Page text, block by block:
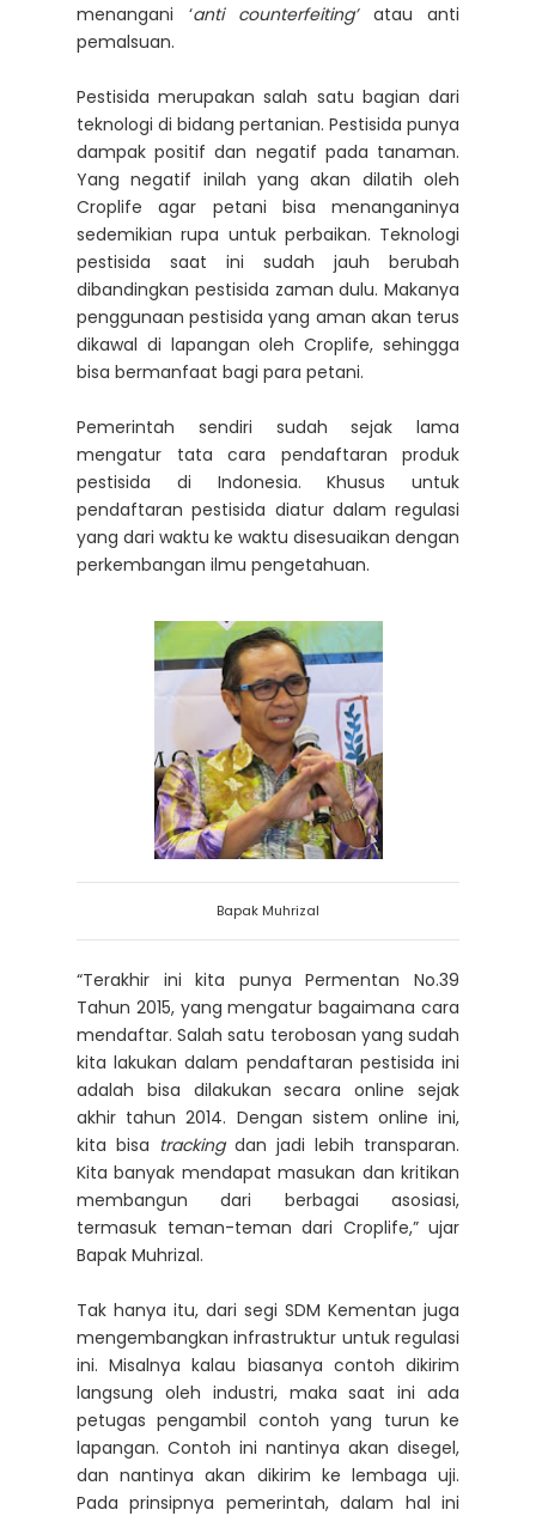
menangani ‘anti counterfeiting’atau anti
pemalsuan.
Pestisida merupakan salah satu bagian dari
teknologi di bidang pertanian. Pestisida punya
dampak positif dan negatif pada tanaman.
Yang negatif inilah yang akan dilatih oleh
Croplife agar petani bisa menanganinya
sedemikian rupa untuk perbaikan. Teknologi
pestisida saat ini sudah jauh berubah
dibandingkan pestisida zaman dulu. Makanya
penggunaan pestisida yang aman akan terus
dikawal di lapangan oleh Croplife, sehingga
bisa bermanfaat bagi para petani.
Pemerintah sendiri sudah sejak lama
mengatur tata cara pendaftaran produk
pestisida di Indonesia. Khusus untuk
pendaftaran pestisida diatur dalam regulasi
yang dari waktu ke waktu disesuaikan dengan
perkembangan ilmu pengetahuan.
Bapak Muhrizal
“Terakhir ini kita punya Permentan No.39
Tahun 2015, yang mengatur bagaimana cara
mendaftar. Salah satu terobosan yang sudah
kita lakukan dalam pendaftaran pestisida ini
adalah bisa dilakukan secara online sejak
akhir tahun 2014. Dengan sistem online ini,
kita bisa trackingdan jadi lebih transparan.
Kita banyak mendapat masukan dan kritikan
membangun dari berbagai asosiasi,
termasuk teman-teman dari Croplife,” ujar
Bapak Muhrizal.
Tak hanya itu, dari segi SDM Kementan juga
mengembangkan infrastruktur untuk regulasi
ini. Misalnya kalau biasanya contoh dikirim
langsung oleh industri, maka saat ini ada
petugas pengambil contoh yang turun ke
lapangan. Contoh ini nantinya akan disegel,
dan nantinya akan dikirim ke lembaga uji.
Pada prinsipnya pemerintah, dalam hal ini